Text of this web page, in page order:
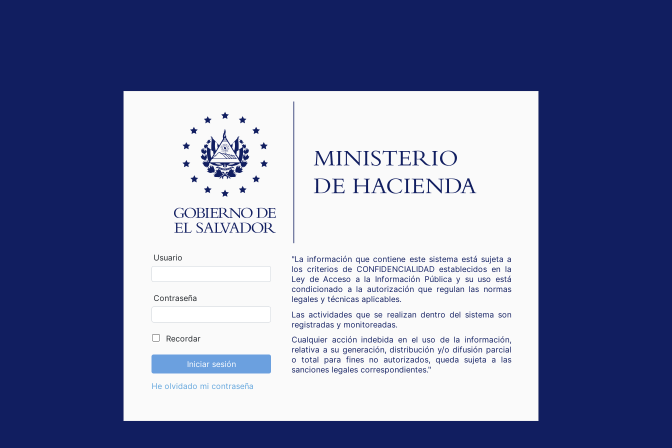
Usuario
Contraseña
Recordar
Iniciar sesión
He olvidado mi contraseña
"La información que contiene este sistema está sujeta a
los criterios de CONFIDENCIALIDAD establecidos en la
Ley de Acceso a la Información Pública y su uso está
condicionado a la autorización que regulan las normas
legales y técnicas aplicables.
Las actividades que se realizan dentro del sistema son
registradas y monitoreadas.
Cualquier acción indebida en el uso de la información,
relativa a su generación, distribución y/o difusión parcial
o total para fines no autorizados, queda sujeta a las
sanciones legales correspondientes."